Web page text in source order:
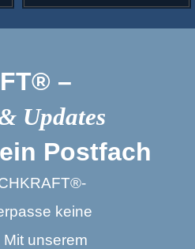
–
Updates
Postfach
keine
unserem